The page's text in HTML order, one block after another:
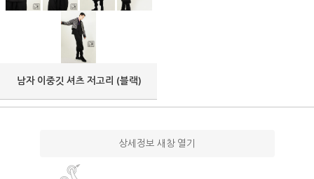
남자 이중깃 셔츠 저고리 (블랙)
상세정보 새창 열기